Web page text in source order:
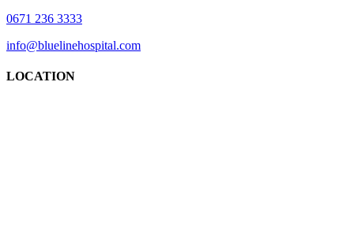
0671 236 3333
info@bluelinehospital.com
LOCATION